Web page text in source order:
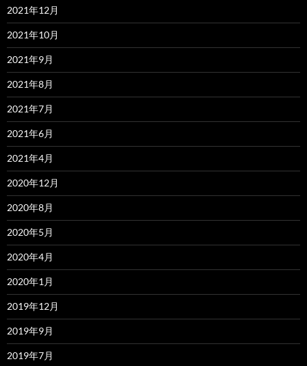
2021年12月
2021年10月
2021年9月
2021年8月
2021年7月
2021年6月
2021年4月
2020年12月
2020年8月
2020年5月
2020年4月
2020年1月
2019年12月
2019年9月
2019年7月